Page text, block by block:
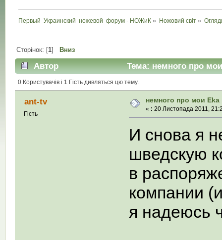
Первый  Украинский  ножевой  форум - НОЖиК » Ножовий світ »
Сторінок: [1] Вниз
Автор Тема: немного про
0 Користувачів і 1 Гість дивляться цю тему.
ant-tv
Гість
немного про мои Eka
« : 20 Листопада 2011,
И снова я
шведскую
в
компании
я надеюсь